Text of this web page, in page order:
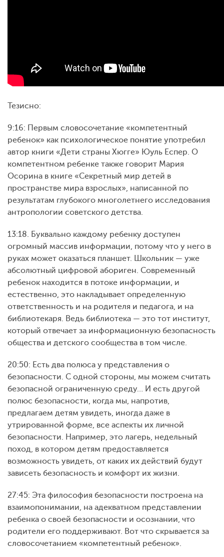
Тезисно:
9:16: Первым словосочетание «компетентный
ребенок» как психологическое понятие употребил
автор книги «Дети страны Хюгге» Юуль Еспер. О
компетентном ребенке также говорит Мария
Осорина в книге «Секретный мир детей в
пространстве мира взрослых», написанной по
результатам глубокого многолетнего исследования
антропологии советского детства.
13:18. Буквально каждому ребенку доступен
огромный массив информации, потому что у него в
руках может оказаться планшет. Школьник — уже
абсолютный цифровой абориген. Современный
ребенок находится в потоке информации, и
естественно, это накладывает определенную
ответственность и на родителя и педагога, и на
библиотекаря. Ведь библиотека — это тот институт,
который отвечает за информационную безопасность
общества и детского сообщества в том числе.
20:50: Есть два полюса у представления о
безопасности. С одной стороны, мы можем считать
безопасной ограниченную среду… И есть другой
полюс безопасности, когда мы, напротив,
предлагаем детям увидеть, иногда даже в
утрированной форме, все аспекты их личной
безопасности. Например, это лагерь, недельный
поход, в котором детям предоставляется
возможность увидеть, от каких их действий будут
зависеть безопасность и комфорт их жизни.
27:45: Эта философия безопасности построена на
взаимопонимании, на адекватном представлении
ребенка о своей безопасности и осознании, что
родители его поддерживают. Вот что скрывается за
словосочетанием «компетентный ребенок».